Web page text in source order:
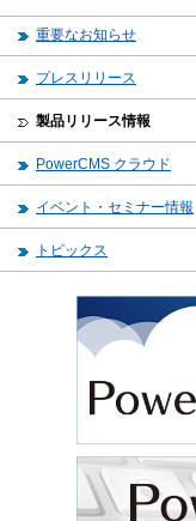
重要なお知らせ
プレスリリース
製品リリース情報
PowerCMS クラウド
イベント・セミナー情報
トピックス